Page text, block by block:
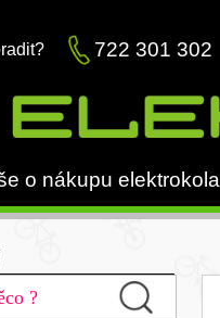
722 301 302
o nákupu elektrokola